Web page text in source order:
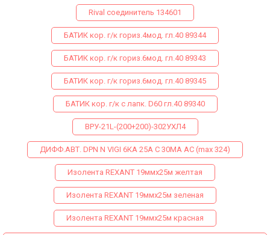
Rival соединитель 134601
БАТИК кор. г/к гориз.4мод. гл.40 89344
БАТИК кор. г/к гориз.6мод. гл.40 89343
БАТИК кор. г/к гориз.6мод. гл.40 89345
БАТИК кор. г/к с лапк. D60 гл.40 89340
ВРУ-21L-(200+200)-302УХЛ4
ДИФФ.АВТ. DPN N VIGI 6КА 25A C 30МA AC (max 324)
Изолента REXANT 19ммх25м желтая
Изолента REXANT 19ммх25м зеленая
Изолента REXANT 19ммх25м красная